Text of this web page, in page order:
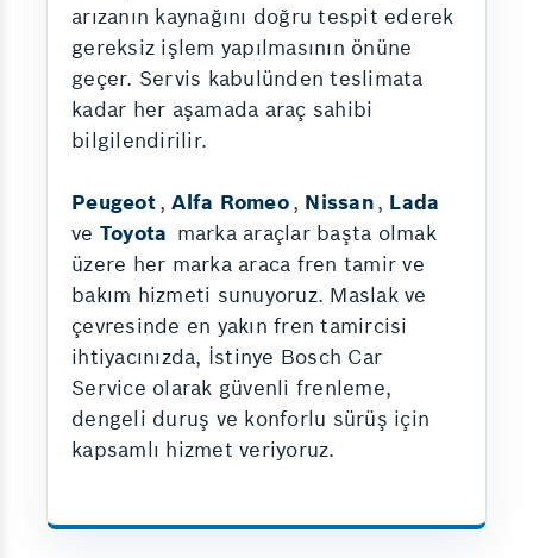
arızanın kaynağını doğru tespit ederek
gereksiz işlem yapılmasının önüne
geçer. Servis kabulünden teslimata
kadar her aşamada araç sahibi
bilgilendirilir.
Peugeot,Alfa Romeo, Nissan, Lada
ve Toyota marka araçlar başta olmak
üzere her marka araca fren tamir ve
bakım hizmeti sunuyoruz. Maslak ve
çevresinde en yakın fren tamircisi
ihtiyacınızda, İstinye Bosch Car
Service olarak güvenli frenleme,
dengeli duruş ve konforlu sürüş için
kapsamlı hizmet veriyoruz.